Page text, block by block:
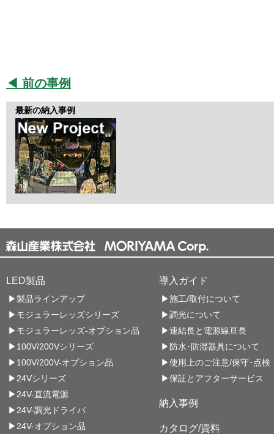
◀ 前の事例
最新の納入事例
LED製品
▶製品ラインアップ
▶モジュラーレッズシリーズ
▶モジュラーレッズ-オプション品
▶100V/200Vシリーズ
▶100V/200V-オプション品
▶24Vシリーズ
▶24V-直流電源
▶24V-調光ドライバ
▶24V-オプション品
導入ガイド
▶施工/取付について
▶調光について
▶連結長と電源線亘長
▶防水･防湿器具について
▶使用上のご注意/保守･点検
▶保証とアフターサービス
納入事例
カタログ/資料